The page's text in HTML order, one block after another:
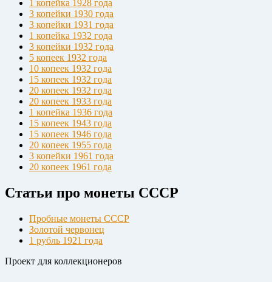
1 копейка 1928 года
3 копейки 1930 года
3 копейки 1931 года
1 копейка 1932 года
3 копейки 1932 года
5 копеек 1932 года
10 копеек 1932 года
15 копеек 1932 года
20 копеек 1932 года
20 копеек 1933 года
1 копейка 1936 года
15 копеек 1943 года
15 копеек 1946 года
20 копеек 1955 года
3 копейки 1961 года
20 копеек 1961 года
Статьи про монеты СССР
Пробные монеты СССР
Золотой червонец
1 рубль 1921 года
Проект для коллекционеров